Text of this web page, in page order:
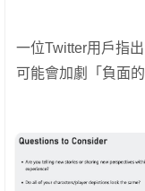
一位Twitter用戶指
可能會加劇「負面